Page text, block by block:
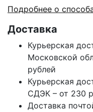
Подробнее о
Доставка
Курьерская
Московской
рублей
Курьерская
СДЭК – от 230
Доставка